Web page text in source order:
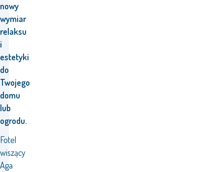
nowy
wymiar
relaksu
i
estetyki
do
Twojego
domu
lub
ogrodu.
Fotel
wiszący
Aga